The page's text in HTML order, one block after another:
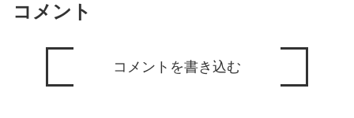
コメント
コメントを書き込む